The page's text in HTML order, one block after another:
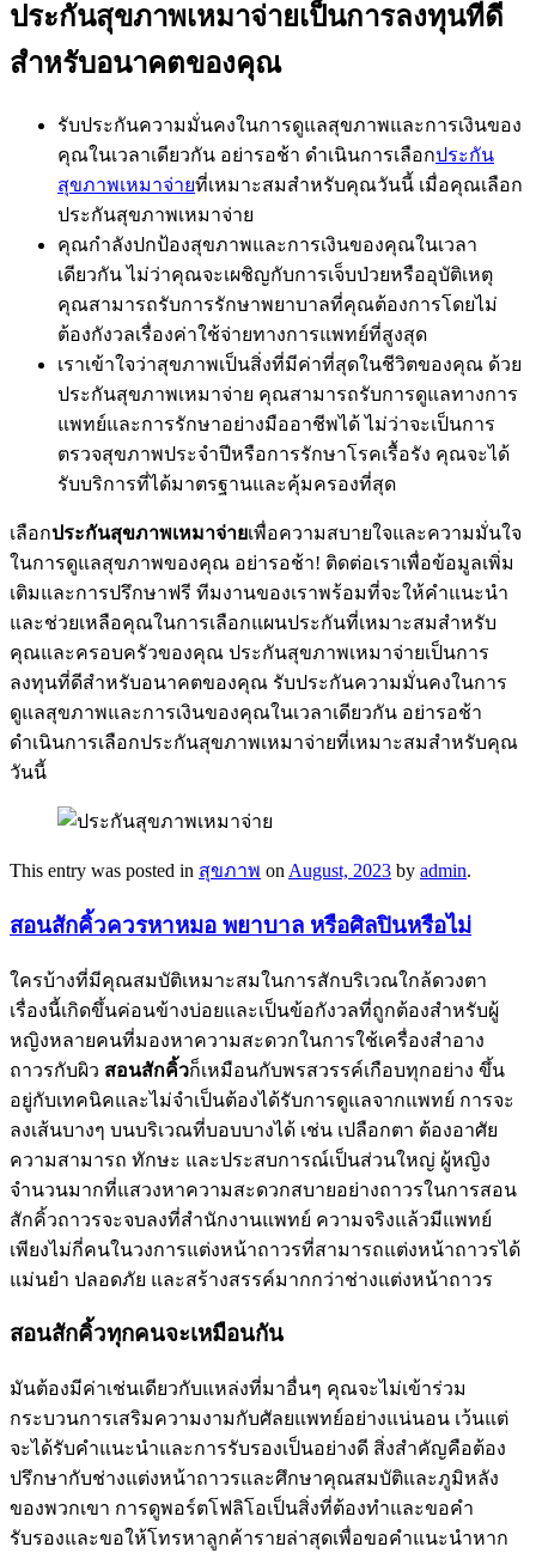
ประกันสุขภาพเหมาจ่ายเป็นการลงทุนที่ดี
สำหรับอนาคตของคุณ
รับประกันความมั่นคงในการดูแลสุขภาพและการเงินของ
คุณในเวลาเดียวกัน อย่ารอช้า ดำเนินการเลือกประกัน
สุขภาพเหมาจ่ายที่เหมาะสมสำหรับคุณวันนี้ เมื่อคุณเลือก
ประกันสุขภาพเหมาจ่าย
คุณกำลังปกป้องสุขภาพและการเงินของคุณในเวลา
เดียวกัน ไม่ว่าคุณจะเผชิญกับการเจ็บป่วยหรืออุบัติเหตุ
คุณสามารถรับการรักษาพยาบาลที่คุณต้องการโดยไม่
ต้องกังวลเรื่องค่าใช้จ่ายทางการแพทย์ที่สูงสุด
เราเข้าใจว่าสุขภาพเป็นสิ่งที่มีค่าที่สุดในชีวิตของคุณ ด้วย
ประกันสุขภาพเหมาจ่าย คุณสามารถรับการดูแลทางการ
แพทย์และการรักษาอย่างมืออาชีพได้ ไม่ว่าจะเป็นการ
ตรวจสุขภาพประจำปีหรือการรักษาโรคเรื้อรัง คุณจะได้
รับบริการที่ได้มาตรฐานและคุ้มครองที่สุด
เลือกประกันสุขภาพเหมาจ่ายเพื่อความสบายใจและความมั่นใจ
ในการดูแลสุขภาพของคุณ อย่ารอช้า! ติดต่อเราเพื่อข้อมูลเพิ่ม
เติมและการปรึกษาฟรี ทีมงานของเราพร้อมที่จะให้คำแนะนำ
และช่วยเหลือคุณในการเลือกแผนประกันที่เหมาะสมสำหรับ
คุณและครอบครัวของคุณ ประกันสุขภาพเหมาจ่ายเป็นการ
ลงทุนที่ดีสำหรับอนาคตของคุณ รับประกันความมั่นคงในการ
ดูแลสุขภาพและการเงินของคุณในเวลาเดียวกัน อย่ารอช้า
ดำเนินการเลือกประกันสุขภาพเหมาจ่ายที่เหมาะสมสำหรับคุณ
วันนี้
This entry was posted in สุขภาพ on August, 2023 by admin.
สอนสักคิ้วควรหาหมอ พยาบาล หรือศิลปินหรือไม่
ใครบ้างที่มีคุณสมบัติเหมาะสมในการสักบริเวณใกล้ดวงตา
เรื่องนี้เกิดขึ้นค่อนข้างบ่อยและเป็นข้อกังวลที่ถูกต้องสำหรับผู้
หญิงหลายคนที่มองหาความสะดวกในการใช้เครื่องสำอาง
ถาวรกับผิว สอนสักคิ้วก็เหมือนกับพรสวรรค์เกือบทุกอย่าง ขึ้น
อยู่กับเทคนิคและไม่จำเป็นต้องได้รับการดูแลจากแพทย์ การจะ
ลงเส้นบางๆ บนบริเวณที่บอบบางได้ เช่น เปลือกตา ต้องอาศัย
ความสามารถ ทักษะ และประสบการณ์เป็นส่วนใหญ่ ผู้หญิง
จำนวนมากที่แสวงหาความสะดวกสบายอย่างถาวรในการสอน
สักคิ้วถาวรจะจบลงที่สำนักงานแพทย์ ความจริงแล้วมีแพทย์
เพียงไม่กี่คนในวงการแต่งหน้าถาวรที่สามารถแต่งหน้าถาวรได้
แม่นยำ ปลอดภัย และสร้างสรรค์มากกว่าช่างแต่งหน้าถาวร
สอนสักคิ้วทุกคนจะเหมือนกัน
มันต้องมีค่าเช่นเดียวกับแหล่งที่มาอื่นๆ คุณจะไม่เข้าร่วม
กระบวนการเสริมความงามกับศัลยแพทย์อย่างแน่นอน เว้นแต่
จะได้รับคำแนะนำและการรับรองเป็นอย่างดี สิ่งสำคัญคือต้อง
ปรึกษากับช่างแต่งหน้าถาวรและศึกษาคุณสมบัติและภูมิหลัง
ของพวกเขา การดูพอร์ตโฟลิโอเป็นสิ่งที่ต้องทำและขอคำ
รับรองและขอให้โทรหาลูกค้ารายล่าสุดเพื่อขอคำแนะนำหาก